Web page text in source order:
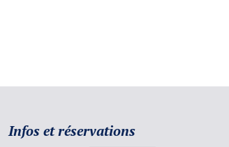
Infos et réservations